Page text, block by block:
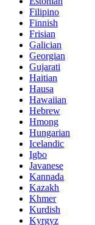
Filipino
Finnish
Frisian
Galician
Georgian
Gujarati
Haitian
Hausa
Hawaiian
Hebrew
Hmong
Hungarian
Icelandic
Igbo
Javanese
Kannada
Kazakh
Khmer
Kurdish
Kyrgyz